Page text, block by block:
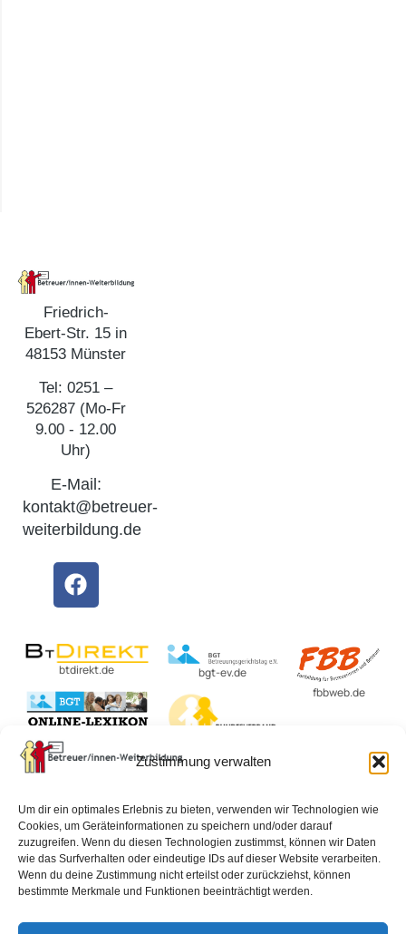
Zustimmung verwalten
Um dir ein optimales Erlebnis zu bieten, verwenden wir Technologien wie
Cookies, um Geräteinformationen zu speichern und/oder darauf
zuzugreifen. Wenn du diesen Technologien zustimmst, können wir Daten
wie das Surfverhalten oder eindeutige IDs auf dieser Website verarbeiten.
Wenn du deine Zustimmung nicht erteilst oder zurückziehst, können
bestimmte Merkmale und Funktionen beeinträchtigt werden.
Friedrich-
Ebert-Str. 15 in
48153 Münster
Tel: 0251 –
526287 (Mo-Fr
9.00 - 12.00
Uhr)
E-Mail:
kontakt@betreuer-
weiterbildung.de
btdirekt.de bgt-ev.de
BvBEF.de
fbbweb.de
Impressum Datenschutzerklärung AGB